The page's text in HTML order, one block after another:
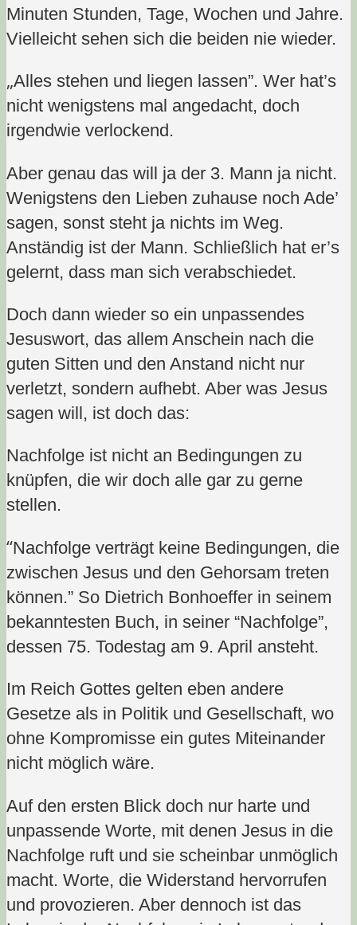
Minuten Stunden, Tage, Wochen und Jahre.
Vielleicht sehen sich die beiden nie wieder.
„Alles stehen und liegen lassen”. Wer hat’s
nicht wenigstens mal angedacht, doch
irgendwie verlockend.
Aber genau das will ja der 3. Mann ja nicht.
Wenigstens den Lieben zuhause noch Ade’
sagen, sonst steht ja nichts im Weg.
Anständig ist der Mann. Schließlich hat er’s
gelernt, dass man sich verabschiedet.
Doch dann wieder so ein unpassendes
Jesuswort, das allem Anschein nach die
guten Sitten und den Anstand nicht nur
verletzt, sondern aufhebt. Aber was Jesus
sagen will, ist doch das:
Nachfolge ist nicht an Bedingungen zu
knüpfen, die wir doch alle gar zu gerne
stellen.
“Nachfolge verträgt keine Bedingungen, die
zwischen Jesus und den Gehorsam treten
können.” So Dietrich Bonhoeffer in seinem
bekanntesten Buch, in seiner “Nachfolge”,
dessen 75. Todestag am 9. April ansteht.
Im Reich Gottes gelten eben andere
Gesetze als in Politik und Gesellschaft, wo
ohne Kompromisse ein gutes Miteinander
nicht möglich wäre.
Auf den ersten Blick doch nur harte und
unpassende Worte, mit denen Jesus in die
Nachfolge ruft und sie scheinbar unmöglich
macht. Worte, die Widerstand hervorrufen
und provozieren. Aber dennoch ist das